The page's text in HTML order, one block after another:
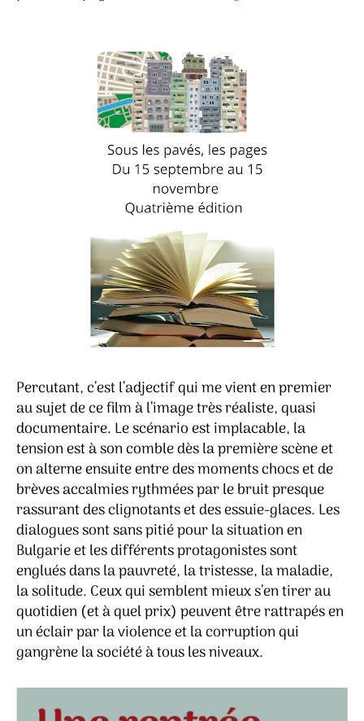
Percutant, c’est l’adjectif qui me vient en premier
au sujet de ce film à l’image très réaliste, quasi
documentaire. Le scénario est implacable, la
tension est à son comble dès la première scène et
on alterne ensuite entre des moments chocs et de
brèves accalmies rythmées par le bruit presque
rassurant des clignotants et des essuie-glaces. Les
dialogues sont sans pitié pour la situation en
Bulgarie et les différents protagonistes sont
englués dans la pauvreté, la tristesse, la maladie,
la solitude. Ceux qui semblent mieux s’en tirer au
quotidien (et à quel prix) peuvent être rattrapés en
un éclair par la violence et la corruption qui
gangrène la société à tous les niveaux.